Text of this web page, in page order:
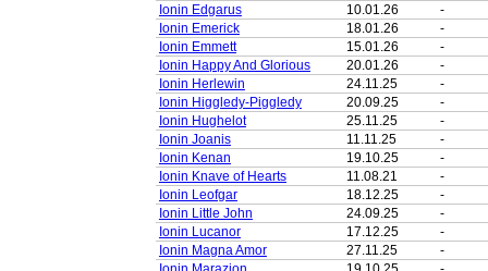
Ionin Edgarus
10.01.26
-
Ionin Emerick
18.01.26
-
Ionin Emmett
15.01.26
-
Ionin Happy And Glorious
20.01.26
-
Ionin Herlewin
24.11.25
-
Ionin Higgledy-Piggledy
20.09.25
-
Ionin Hughelot
25.11.25
-
Ionin Joanis
11.11.25
-
Ionin Kenan
19.10.25
-
Ionin Knave of Hearts
11.08.21
-
Ionin Leofgar
18.12.25
-
Ionin Little John
24.09.25
-
Ionin Lucanor
17.12.25
-
Ionin Magna Amor
27.11.25
-